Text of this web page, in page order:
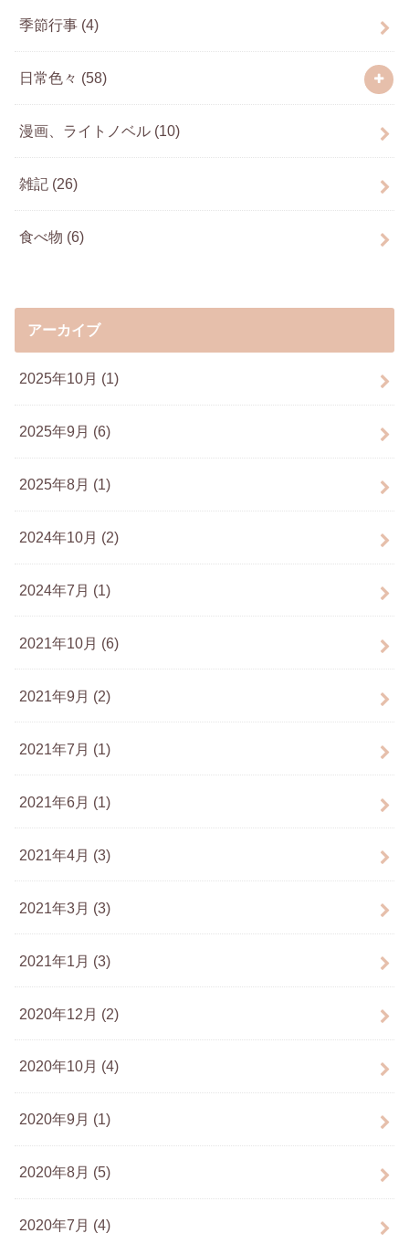
季節行事 (4)
日常色々 (58)
漫画、ライトノベル (10)
雑記 (26)
食べ物 (6)
アーカイブ
2025年10月 (1)
2025年9月 (6)
2025年8月 (1)
2024年10月 (2)
2024年7月 (1)
2021年10月 (6)
2021年9月 (2)
2021年7月 (1)
2021年6月 (1)
2021年4月 (3)
2021年3月 (3)
2021年1月 (3)
2020年12月 (2)
2020年10月 (4)
2020年9月 (1)
2020年8月 (5)
2020年7月 (4)